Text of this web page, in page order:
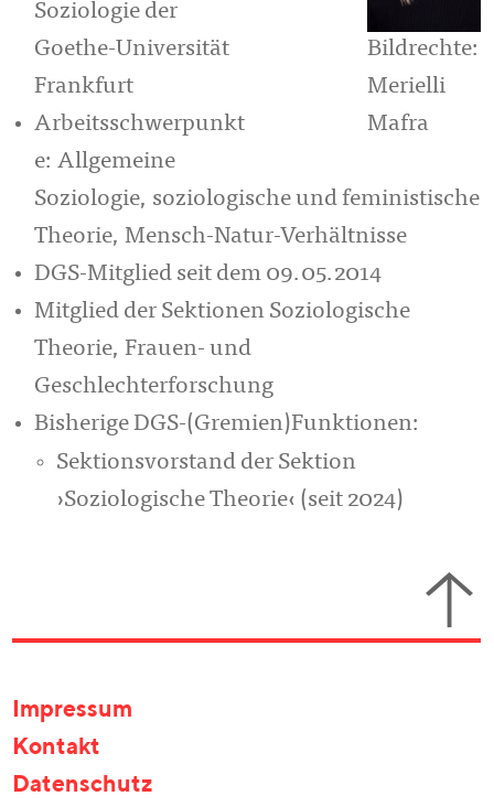
Bildrechte:
Merielli
Mafra
Soziologie der
Goethe-Universität
Frankfurt
Arbeitsschwerpunkt
e: Allgemeine
Soziologie, soziologische und feministische
Theorie, Mensch-Natur-Verhältnisse
DGS-Mitglied seit dem 09.05.2014
Mitglied der Sektionen Soziologische
Theorie, Frauen- und
Geschlechterforschung
Bisherige DGS-(Gremien)Funktionen:
Sektionsvorstand der Sektion
›Soziologische Theorie‹ (seit 2024)
Impressum
Kontakt
Datenschutz